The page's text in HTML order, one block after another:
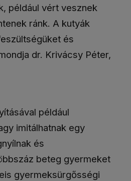
például vért vesznek
ránk. A kutyák
és
dr. Krivácsy Péter,
például
imitálhatnak egy
és
beteg gyermeket
gyermeksürgősségi